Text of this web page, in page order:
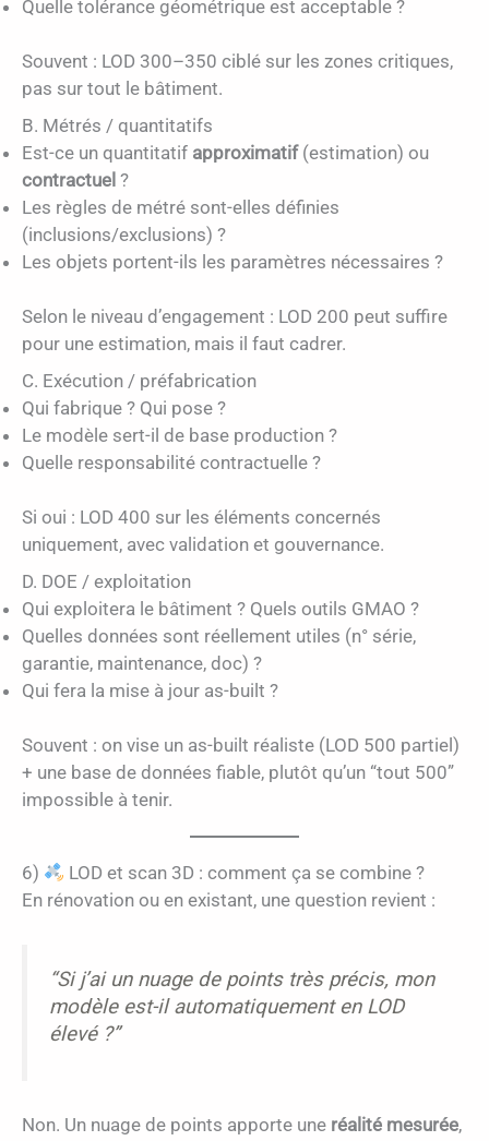
Quelle tolérance géométrique est acceptable ?
Souvent : LOD 300–350 ciblé sur les zones critiques,
pas sur tout le bâtiment.
B. Métrés / quantitatifs
Est-ce un quantitatif approximatif(estimation) ou
contractuel ?
Les règles de métré sont-elles définies
(inclusions/exclusions) ?
Les objets portent-ils les paramètres nécessaires ?
Selon le niveau d’engagement : LOD 200 peut suffire
pour une estimation, mais il faut cadrer.
C. Exécution / préfabrication
Qui fabrique ? Qui pose ?
Le modèle sert-il de base production ?
Quelle responsabilité contractuelle ?
Si oui : LOD 400 sur les éléments concernés
uniquement, avec validation et gouvernance.
D. DOE / exploitation
Qui exploitera le bâtiment ? Quels outils GMAO ?
Quelles données sont réellement utiles (n° série,
garantie, maintenance, doc) ?
Qui fera la mise à jour as-built ?
Souvent : on vise un as-built réaliste (LOD 500 partiel)
+ une base de données fiable, plutôt qu’un “tout 500”
impossible à tenir.
6)
LOD et scan 3D : comment ça se combine ?
En rénovation ou en existant, une question revient :
“Si j’ai un nuage de points très précis, mon
modèle est-il automatiquement en LOD
élevé ?”
Non. Un nuage de points apporte une réalité mesurée,